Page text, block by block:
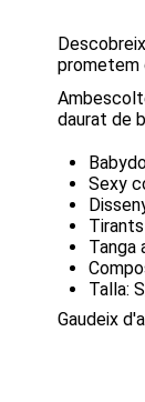
prometem
daurat de
Sexy
Tanga
Talla:
Gaudeix